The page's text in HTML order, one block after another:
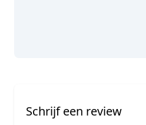
Schrijf een review